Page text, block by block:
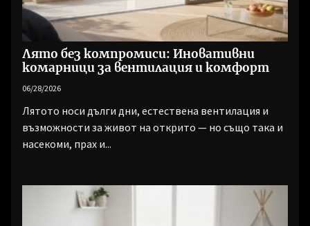
Лято без компромиси: Иновативни
комарници за вентилация и комфорт
06/28/2026
Лятото носи дълги дни, естествена вентилация и
възможности за живот на открито — но също така и
насекоми, прах и...